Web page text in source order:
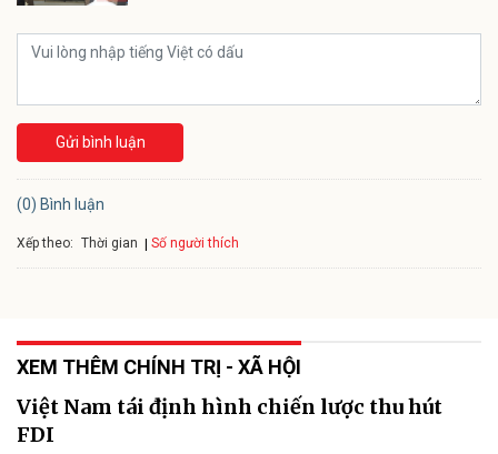
Gửi bình luận
(0) Bình luận
Xếp theo: Thời gian Số người thích
XEM THÊM CHÍNH TRỊ - XÃ HỘI
Việt Nam tái định hình chiến lược thu hút
FDI